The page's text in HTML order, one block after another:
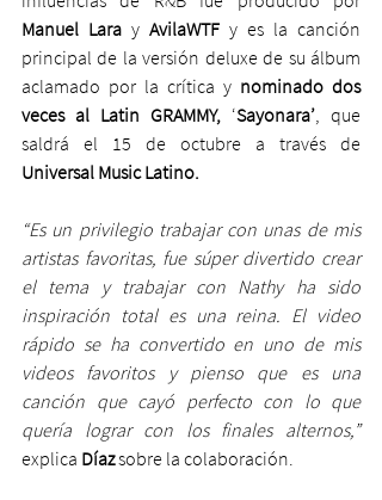
Manuel Lara y AvilaWTF y es la canción
principal de la versión deluxe de su álbum
aclamado por la crítica y nominado dos
veces al Latin GRAMMY, ‘Sayonara’ , que
Universal Music Latino.
“Es un privilegio trabajar con unas de mis
artistas favoritas, fue súper divertido crear
el tema y trabajar con Nathy ha sido
inspiración total es una reina. El video
rápido se ha convertido en uno de mis
videos favoritos y pienso que es una
canción que cayó perfecto con lo que
quería lograr con los finales alternos,”
explica Díaz sobre la colaboración.